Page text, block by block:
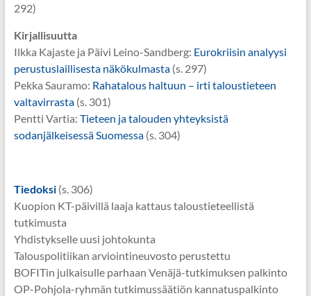
292)
Kirjallisuutta
Ilkka Kajaste ja Päivi Leino-Sandberg: Eurokriisin analyysi
perustuslaillisesta näkökulmasta(s. 297)
Pekka Sauramo: Rahatalous haltuun – irti taloustieteen
valtavirrasta(s. 301)
Pentti Vartia: Tieteen ja talouden yhteyksistä
sodanjälkeisessä Suomessa(s. 304)
Tiedoksi(s. 306)
Kuopion KT-päivillä laaja kattaus taloustieteellistä
tutkimusta
Yhdistykselle uusi johtokunta
Talouspolitiikan arviointineuvosto perustettu
BOFITin julkaisulle parhaan Venäjä-tutkimuksen palkinto
OP-Pohjola-ryhmän tutkimussäätiön kannatuspalkinto